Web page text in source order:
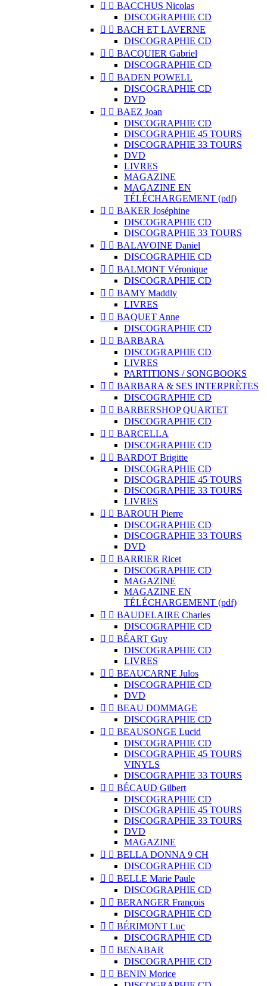
  BACCHUS Nicolas
DISCOGRAPHIE CD
  BACH ET LAVERNE
DISCOGRAPHIE CD
  BACQUIER Gabriel
DISCOGRAPHIE CD
  BADEN POWELL
DISCOGRAPHIE CD
DVD
  BAEZ Joan
DISCOGRAPHIE CD
DISCOGRAPHIE 45 TOURS
DISCOGRAPHIE 33 TOURS
DVD
LIVRES
MAGAZINE
MAGAZINE EN
TÉLÉCHARGEMENT (pdf)
  BAKER Joséphine
DISCOGRAPHIE CD
DISCOGRAPHIE 33 TOURS
  BALAVOINE Daniel
DISCOGRAPHIE CD
  BALMONT Véronique
DISCOGRAPHIE CD
  BAMY Maddly
LIVRES
  BAQUET Anne
DISCOGRAPHIE CD
  BARBARA
DISCOGRAPHIE CD
LIVRES
PARTITIONS / SONGBOOKS
  BARBARA & SES INTERPRÈTES
DISCOGRAPHIE CD
  BARBERSHOP QUARTET
DISCOGRAPHIE CD
  BARCELLA
DISCOGRAPHIE CD
  BARDOT Brigitte
DISCOGRAPHIE CD
DISCOGRAPHIE 45 TOURS
DISCOGRAPHIE 33 TOURS
LIVRES
  BAROUH Pierre
DISCOGRAPHIE CD
DISCOGRAPHIE 33 TOURS
DVD
  BARRIER Ricet
DISCOGRAPHIE CD
MAGAZINE
MAGAZINE EN
TÉLÉCHARGEMENT (pdf)
  BAUDELAIRE Charles
DISCOGRAPHIE CD
  BÉART Guy
DISCOGRAPHIE CD
LIVRES
  BEAUCARNE Julos
DISCOGRAPHIE CD
DVD
  BEAU DOMMAGE
DISCOGRAPHIE CD
  BEAUSONGE Lucid
DISCOGRAPHIE CD
DISCOGRAPHIE 45 TOURS
VINYLS
DISCOGRAPHIE 33 TOURS
  BÉCAUD Gilbert
DISCOGRAPHIE CD
DISCOGRAPHIE 45 TOURS
DISCOGRAPHIE 33 TOURS
DVD
MAGAZINE
  BELLA DONNA 9 CH
DISCOGRAPHIE CD
  BELLE Marie Paule
DISCOGRAPHIE CD
  BERANGER François
DISCOGRAPHIE CD
  BÉRIMONT Luc
DISCOGRAPHIE CD
  BENABAR
DISCOGRAPHIE CD
  BENIN Morice